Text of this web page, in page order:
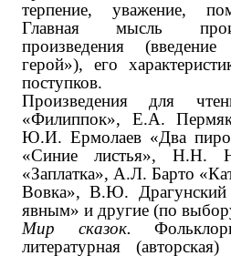
терпение, уважение,
Главная мысль
произведения
герой»), его
поступков.
Произведения для
«Филиппок», Е.А.
Ю.И. Ермолаев «Два
«Синие листья», Н.Н.
«Заплатка», А.Л. Барто
Вовка», В.Ю. Драгунский
явным» ‌и другие (по
Мир сказок.
литературная